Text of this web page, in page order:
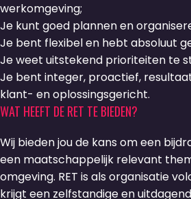
werkomgeving;
Je kunt goed plannen en
Je bent flexibel en hebt absoluut
Je weet uitstekend prioriteiten te
Je bent integer, proactief,
klant- en oplossingsgericht.
WAT HEEFT DE RET TE BIEDEN?
Wij bieden jou de kans om een
een maatschappelijk relevant
omgeving. RET is als organisatie
krijgt een zelfstandige en